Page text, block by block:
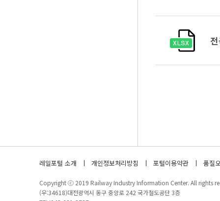
레일포털 소개 개인정보처리방침 포털이용약관 품질
Copyright ⓒ 2019 Railway Industry Information Center. All rights
(우:34618)대전광역시 동구 중앙로 242 국가철도공단 3층